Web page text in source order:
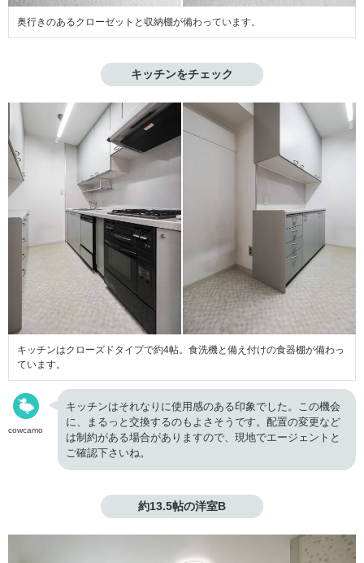
奥行きのあるクローゼットと収納棚が備わっています。
キッチンをチェック
キッチンはクローズドタイプで約4帖。食洗機と備え付けの食器棚が備わっ
ています。
cowcamo
キッチンはそれなりに使用感のある印象でした。この機会
に、まるっと交換するのもよさそうです。配置の変更など
は制約がある場合がありますので、現地でエージェントと
ご確認下さいね。
約13.5帖の洋室B